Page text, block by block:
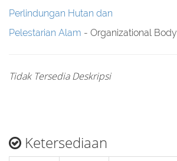
Perlindungan Hutan dan
Pelestarian Alam - Organizational Body
Tidak Tersedia Deskripsi
Ketersediaan